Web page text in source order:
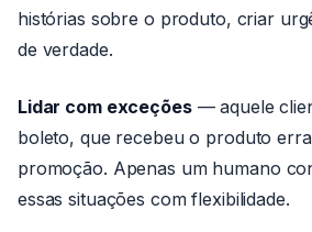
histórias sobre o produto, criar
de verdade.
Lidar com exceções— aquele
boleto, que recebeu o produto
promoção. Apenas um humano
essas situações com flexibilidade.